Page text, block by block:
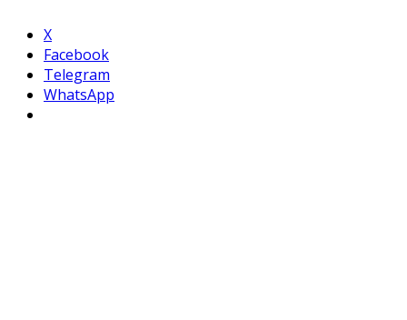
X
Facebook
Telegram
WhatsApp